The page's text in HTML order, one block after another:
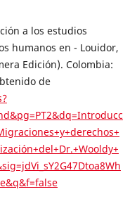
a los estudios
humanos en - Louidor,
Edición). Colombia:
de